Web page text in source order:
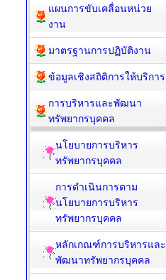
แผนการขับเคลื่อนหน่วย
งาน
มาตรฐานการปฏิบัติงาน
ข้อมูลเชิงสถิติการให้บริการ
การบริหารและพัฒนา
ทรัพยากรบุคคล
นโยบายการบริหาร
ทรัพยากรบุคคล
การดำเนินการตาม
นโยบายการบริหาร
ทรัพยากรบุคคล
หลักเกณฑ์การบริหารและ
พัฒนาทรัพยากรบุคคล